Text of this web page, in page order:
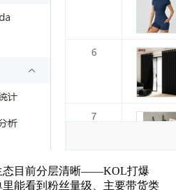
态目前分层清晰——KOL打爆
能看到粉丝量级、主要带货类